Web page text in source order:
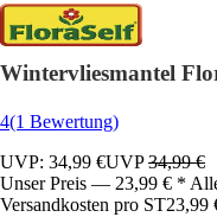
Wintervliesmantel
4(1 Bewertung)
UVP: 34,99 €UVP34,99 €
Unser Preis — 23,99 € *
Versandkosten pro ST23,99